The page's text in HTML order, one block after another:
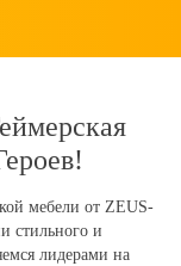
мебели от ZEUS-
стильного и
лидерами на